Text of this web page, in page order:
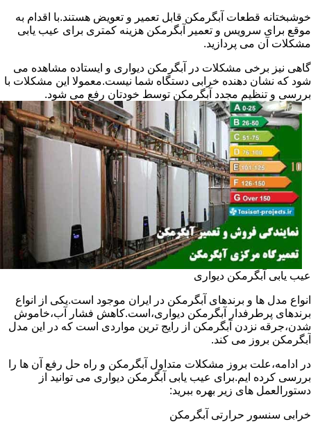
خوشبختانه قطعات آبگرمکن قابل تعمیر و تعویض هستند.با اقدام به
موقع برای سرویس و تعمیر آبگرمکن هزینه کمتری برای عیب یابی
مشکلات آن می پردازید.
گاهی نیز برخی مشکلات در آبگرمکن دیواری و ایستاده مشاهده می
شود که نشان دهنده خرابی دستگاه شما نیست.معمولا این مشکلات با
بررسی و تنظیم مجدد آبگرمکن توسط خودتان رفع می شود.
عیب یابی آبگرمکن دیواری
انواع مدل ها و برندهای آبگرمکن در ایران موجود است.یکی از انواع
برندهای پرطرفدار آبگرمکن دیواری،است.کاهش فشار آب،خاموش
شدن،جرقه نزدن آبگرمکن از رایج ترین مواردی است که در این مدل
آبگرمکن بروز می کند.
در ادامه،علت بروز مشکلات متداول آبگرمکن و راه حل رفع آن ها را
بررسی کرده ایم.برای عیب یابی آبگرمکن دیواری می توانید از
دستورالعمل های زیر بهره ببرید:
خرابی سنسور حرارتی آبگرمکن